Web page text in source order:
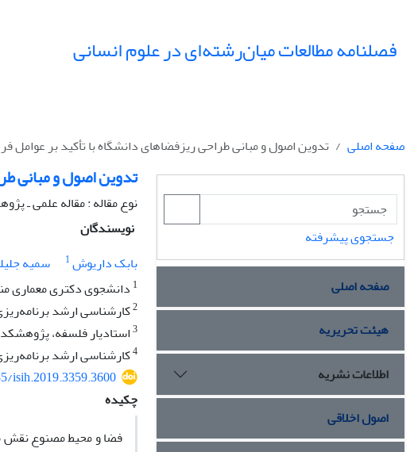
فصلنامه مطالعات میان‌رشته‌ای در علوم انسانی
صفحه اصلی تدوین اصول و مبانی طراحی ریزفضاهای دانشگاه با تأکید بر عوامل
تدوین اصول و مبانی
نوع مقاله : مقاله علمی ـ
نویسندگان
بابک داریوش1 سمیه
1 دانشجوی دکتری معماری
2کارشناسی ارشد
3استادیار فلسفه،
4کارشناسی ارشد
isih.2019.3359.3600
چکیده
فضا و محیط مصنوع نقش
جستجوی پیشرفته
صفحه اصلی
هیئت تحریریه
اطلاعات نشریه
اصول اخلاقی